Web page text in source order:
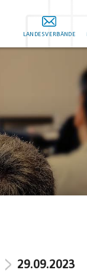
LANDESVERBÄNDE
29.09.2023